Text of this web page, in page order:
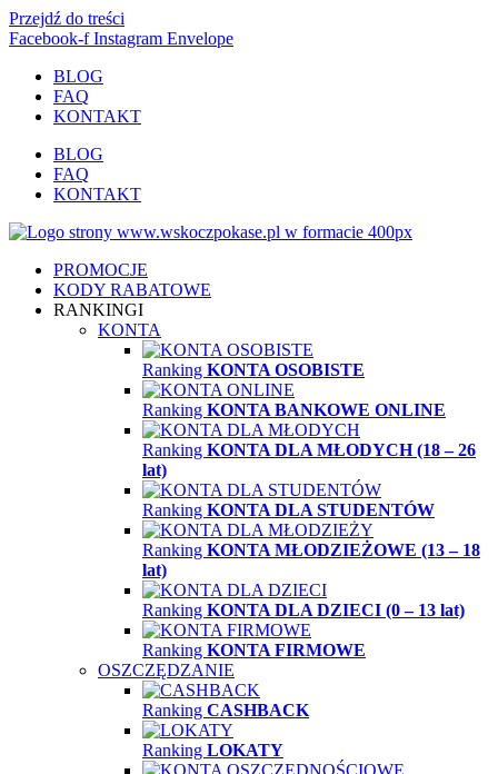
Przejdź do treści
Facebook-f Instagram Envelope
BLOG
FAQ
KONTAKT
BLOG
FAQ
KONTAKT
PROMOCJE
KODY RABATOWE
RANKINGI
KONTA
Ranking KONTA OSOBISTE
Ranking KONTA BANKOWE ONLINE
Ranking KONTA DLA MŁODYCH (18 – 26
lat)
Ranking KONTA DLA STUDENTÓW
Ranking KONTA MŁODZIEŻOWE (13 – 18
lat)
Ranking KONTA DLA DZIECI (0 – 13 lat)
Ranking KONTA FIRMOWE
OSZCZĘDZANIE
Ranking CASHBACK
Ranking LOKATY